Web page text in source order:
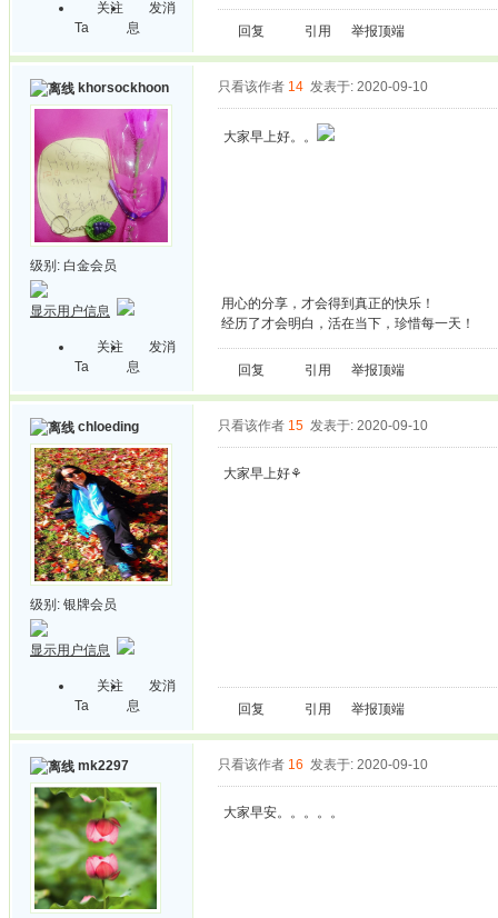
关注
Ta
发消
息
回复 引用 举报顶端
khorsockhoon
级别: 白金会员
显示用户信息
关注
Ta
发消
息
只看该作者 14 发表于: 2020-09-10
大家早上好。。
用心的分享，才会得到真正的快乐！
经历了才会明白，活在当下，珍惜每一天！
回复 引用 举报顶端
chloeding
级别: 银牌会员
显示用户信息
关注
Ta
发消
息
只看该作者 15 发表于: 2020-09-10
大家早上好⚘
回复 引用 举报顶端
mk2297 只看该作者 16 发表于: 2020-09-10
大家早安。。。。。